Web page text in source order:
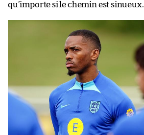
qu’importe si le chemin est sinueux.